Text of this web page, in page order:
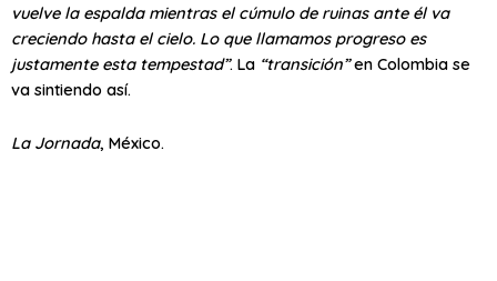
vuelve la espalda mientras el cúmulo de ruinas ante él va
creciendo hasta el cielo. Lo que llamamos progreso es
justamente esta tempestad”. La “transición”en Colombia se
va sintiendo así.
La Jornada, México.